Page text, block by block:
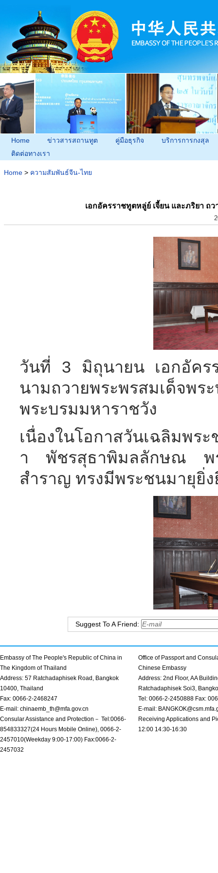
Home ข่าวสารสถานทูต คู่มือธุรกิจ
บริการการกงสุล
ติดต่อทางเรา
Home > ความสัมพันธ์จีน-ไทย
เอกอัครราชทูตหลู่ย์ เจี้ยน และภริยา ถ
วันที่ 3 มิถุนายน เอกอัคร
นามถวายพระพรสมเด็
พระบรมมหาราชวัง
เนื่องในโอกาสวันเฉลิมพร
า พัชรสุธาพิมลลักษณ พร
สำราญ ทรงมีพระชนมายุยิ่
Suggest To A Friend:
Embassy of The People's Republic of China in
The Kingdom of Thailand
Address: 57 Ratchadaphisek Road, Bangkok
10400, Thailand
Fax: 0066-2-2468247
E-mail: chinaemb_th@mfa.gov.cn
Consular Assistance and Protection－ Tel:0066-
854833327(24 Hours Mobile Online), 0066-2-
2457010(Weekday 9:00-17:00) Fax:0066-2-
2457032
Office of Passport and
Chinese Embassy
Address: 2nd Floor, AA
Ratchadaphisek Soi3,
Tel: 0066-2-2450888 Fax:
E-mail:
Receiving Applications and
12:00 14:30-16:30